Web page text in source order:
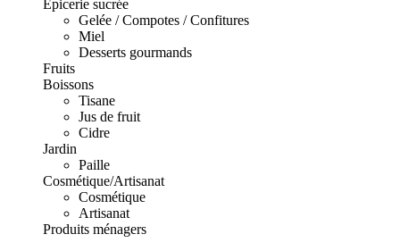
Epicerie sucrée
Gelée / Compotes / Confitures
Miel
Desserts gourmands
Fruits
Boissons
Tisane
Jus de fruit
Cidre
Jardin
Paille
Cosmétique/Artisanat
Cosmétique
Artisanat
Produits ménagers